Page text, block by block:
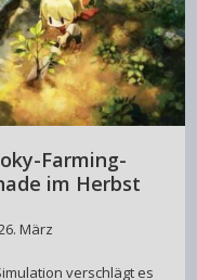
Farming-
im Herbst
März
verschlägt es